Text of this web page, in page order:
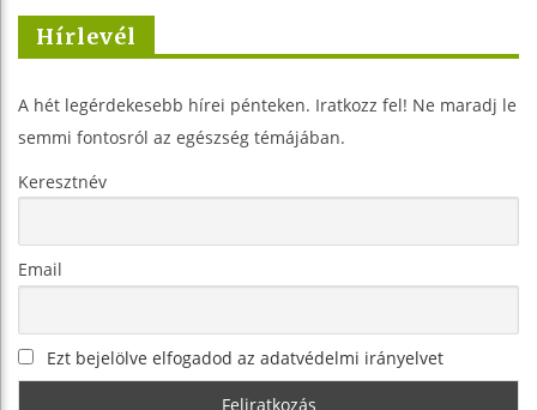
Hírlevél
A hét legérdekesebb hírei pénteken. Iratkozz fel! Ne maradj le
semmi fontosról az egészség témájában.
Keresztnév
Email
Ezt bejelölve elfogadod az adatvédelmi irányelvet